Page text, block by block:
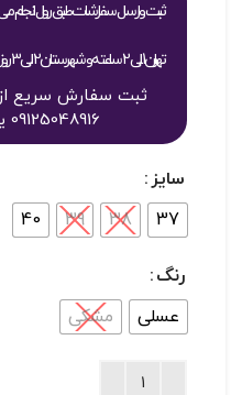
ثبت و ارسال سفارشات طبق روال انجام
تهران 1 الی 2 ساعته و شهرستان 2 الی 3 روز
ثبت سفارش سریع
09125048916 یا 09032363189
سایز
37
38
39
40
رنگ
عسلی
مشکی